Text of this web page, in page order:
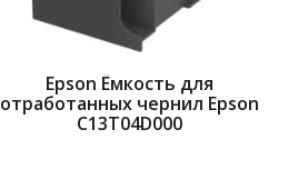
Epson Ёмкость для
отработанных чернил Epson
C13T04D000